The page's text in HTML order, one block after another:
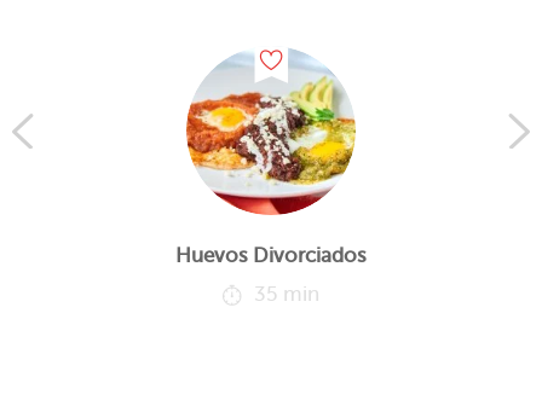
Huevos Divorciados
35 min